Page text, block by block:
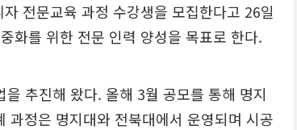
전문교육 과정 수강생을 모집한다고 26일
화를 위한 전문 인력 양성을 목표로 한다.
추진해 왔다. 올해 3월 공모를 통해 명지
과정은 명지대와 전북대에서 운영되며 시공